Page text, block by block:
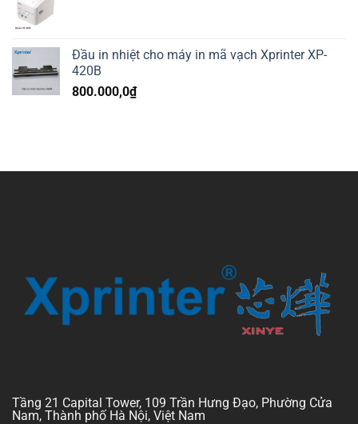
Đầu in nhiệt cho máy in mã vạch Xprinter XP-
420B
800.000,0₫
Tầng 21 Capital Tower, 109 Trần Hưng Đạo, Phường Cửa
Nam, Thành phố Hà Nội, Việt Nam